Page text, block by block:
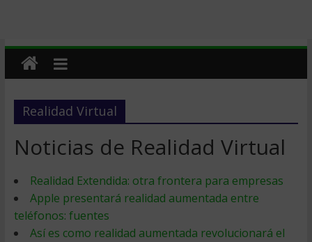
Realidad Virtual
Noticias de Realidad Virtual
Realidad Extendida: otra frontera para empresas
Apple presentará realidad aumentada entre
teléfonos: fuentes
Así es como realidad aumentada revolucionará el